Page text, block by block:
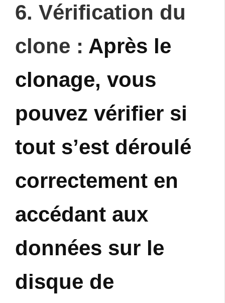
6. Vérification du
clone : Après le
clonage, vous
pouvez vérifier si
tout s’est déroulé
correctement en
accédant aux
données sur le
disque de